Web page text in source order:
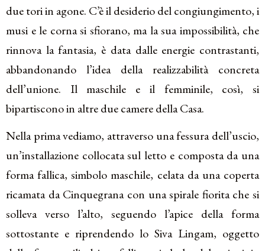
due tori in agone. C’è il desiderio del congiungimento, i
musi e le corna si sfiorano, ma la sua impossibilità, che
rinnova la fantasia, è data dalle energie contrastanti,
abbandonando l’idea della realizzabilità concreta
dell’unione. Il maschile e il femminile, così, si
bipartiscono in altre due camere della Casa.
Nella prima vediamo, attraverso una fessura dell’uscio,
un’installazione collocata sul letto e composta da una
forma fallica, simbolo maschile, celata da una coperta
ricamata da Cinquegrana con una spirale fiorita che si
solleva verso l’alto, seguendo l’apice della forma
sottostante e riprendendo lo Siva Lingam, oggetto